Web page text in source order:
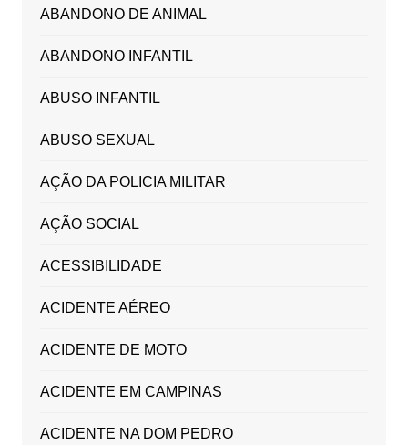
ABANDONO DE ANIMAL
ABANDONO INFANTIL
ABUSO INFANTIL
ABUSO SEXUAL
AÇÃO DA POLICIA MILITAR
AÇÃO SOCIAL
ACESSIBILIDADE
ACIDENTE AÉREO
ACIDENTE DE MOTO
ACIDENTE EM CAMPINAS
ACIDENTE NA DOM PEDRO